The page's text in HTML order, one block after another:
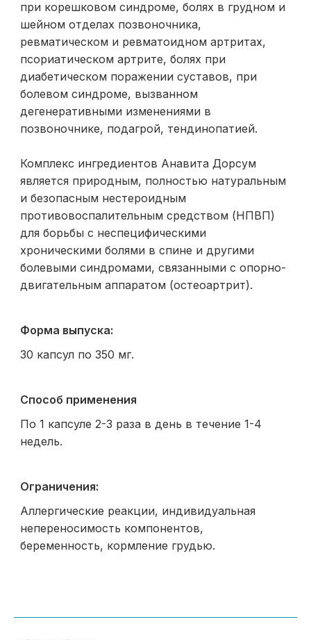
при корешковом синдроме, болях в грудном и
шейном отделах позвоночника,
ревматическом и ревматоидном артритах,
псориатическом артрите, болях при
диабетическом поражении суставов, при
болевом синдроме, вызванном
дегенеративными изменениями в
позвоночнике, подагрой, тендинопатией.
Комплекс ингредиентов Анавита Дорсум
является природным, полностью натуральным
и безопасным нестероидным
противовоспалительным средством (НПВП)
для борьбы с неспецифическими
хроническими болями в спине и другими
болевыми синдромами, связанными с опорно-
двигательным аппаратом (остеоартрит).
Форма выпуска:
30 капсул по 350 мг.
Способ применения
По 1 капсуле 2-3 раза в день в течение 1-4
недель.
Ограничения:
Аллергические реакции, индивидуальная
непереносимость компонентов,
беременность, кормление грудью.